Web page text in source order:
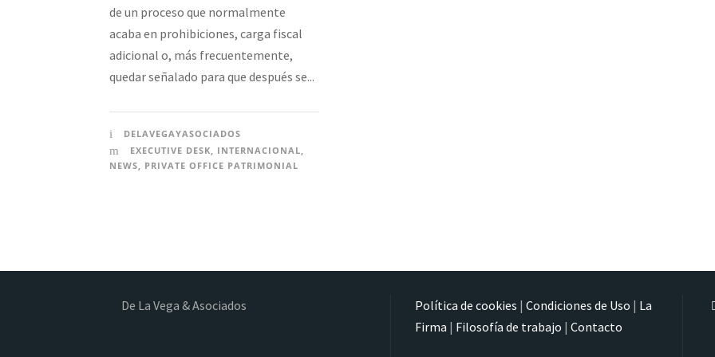
de un proceso que normalmente
acaba en prohibiciones, carga fiscal
adicional o, más frecuentemente,
quedar señalado para que después se...
DELAVEGAYASOCIADOS
EXECUTIVE DESK
INTERNACIONAL
NEWS
PRIVATE OFFICE PATRIMONIAL
De La Vega & Asociados Política de cookies | Condiciones de Uso | La
Firma | Filosofía de trabajo | Contacto